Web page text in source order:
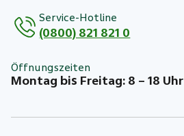
Service-Hotline
(0800) 821 821 0
Öffnungszeiten
Montag bis Freitag: 8 – 18 Uhr